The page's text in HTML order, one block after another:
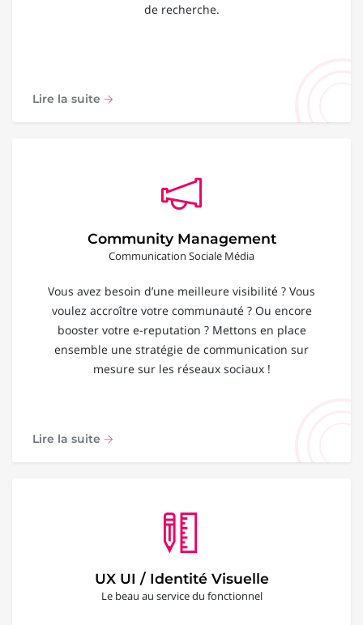
de recherche.
Lire la suite
Community Management
Communication Sociale Média
Vous avez besoin d’une meilleure visibilité ? Vous
voulez accroître votre communauté ? Ou encore
booster votre e-reputation ? Mettons en place
ensemble une stratégie de communication sur
mesure sur les réseaux sociaux !
Lire la suite
UX UI / Identité Visuelle
Le beau au service du fonctionnel